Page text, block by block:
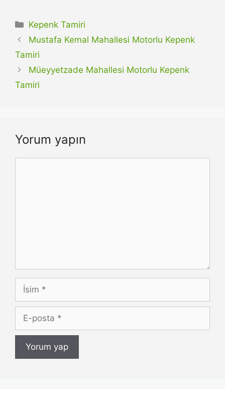
Kategoriler
Kepenk Tamiri
Mustafa Kemal Mahallesi Motorlu Kepenk
Tamiri
Müeyyetzade Mahallesi Motorlu Kepenk
Tamiri
Yorum yapın
İsim
posta